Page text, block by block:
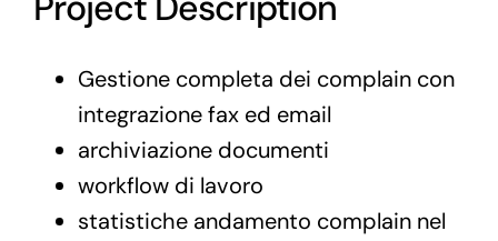
Gestione completa dei complain con
integrazione fax ed email
archiviazione documenti
workflow di lavoro
statistiche andamento complain nel